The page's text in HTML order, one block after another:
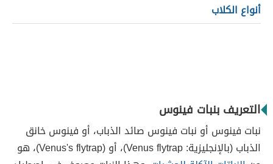
أنواع الكلاب
التعريف بنبات فينوس
نبات فينوس أو نبات فينوس صائد الذباب، أو فينوس خانق
الذباب (بالإنجليزية: Venus flytrap)، أو (Venus's flytrap)، هو